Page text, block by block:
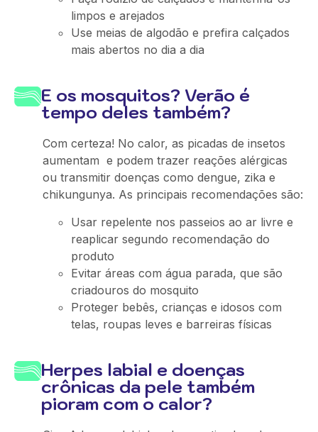
limpos e arejados
Use meias de algodão e prefira calçados
mais abertos no dia a dia
E os mosquitos? Verão é
tempo deles também?
Com certeza! No calor, as picadas de insetos
aumentam e podem trazer reações alérgicas
ou transmitir doenças como dengue, zika e
chikungunya. As principais recomendações são:
Usar repelente nos passeios ao ar livre e
reaplicar segundo recomendação do
produto
Evitar áreas com água parada, que são
criadouros do mosquito
Proteger bebês, crianças e idosos com
telas, roupas leves e barreiras físicas
Herpes labial e doenças
crônicas da pele também
pioram com o calor?